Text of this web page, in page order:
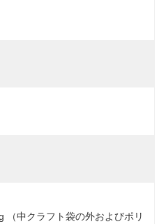
（中クラフト袋の外およびポリ